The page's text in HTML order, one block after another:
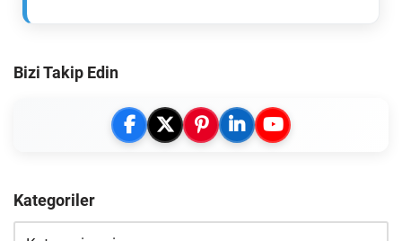
Bizi Takip Edin
Kategoriler